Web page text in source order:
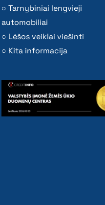
Tarnybiniai lengvieji
automobiliai
Lėšos veiklai viešinti
Kita informacija